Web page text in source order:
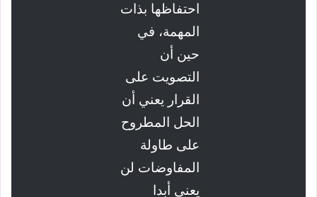
احتفاظها بذات
المهمة، في
حين أن
التصويت على
القرار يعني أن
الحل المطروح
على طاولة
المفاوضات لن
يعني أبدا